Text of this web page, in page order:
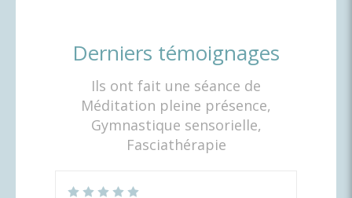
Derniers témoignages
Ils ont fait une séance de
Méditation pleine présence,
Gymnastique sensorielle,
Fasciathérapie